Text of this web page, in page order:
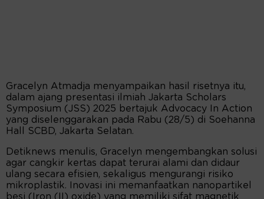
Gracelyn Atmadja menyampaikan hasil risetnya itu,
dalam ajang presentasi ilmiah Jakarta Scholars
Symposium (JSS) 2025 bertajuk Advocacy In Action
yang diselenggarakan pada Rabu (28/5) di Soehanna
Hall SCBD, Jakarta Selatan.
Detiknews menulis, Gracelyn mengembangkan solusi
agar cangkir kertas dapat terurai alami dan didaur
ulang secara efisien, sekaligus mengurangi risiko
mikroplastik. Inovasi ini memanfaatkan nanopartikel
besi (Iron (II) oxide) yang memiliki sifat magnetik